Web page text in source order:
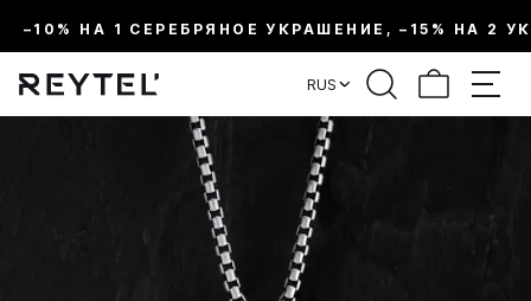
–10% НА 1 СЕРЕБРЯНОЕ УКРАШЕНИЕ, –15% НА 2
RUS